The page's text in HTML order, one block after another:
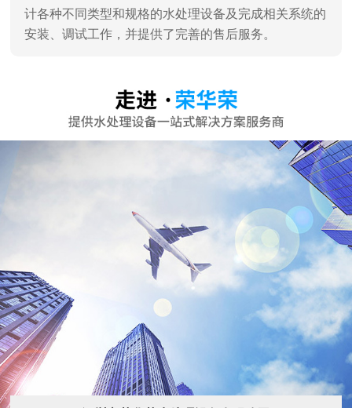
深圳市荣华荣水处理设备有限公司
深圳市荣华荣水处理设备有限公司是一家专业销售、服
务及水处理工程设计、施工于一体的专业水处理设备公
司，深圳高新技术认证企业。 通过对水工业多年的潜心
研究和发展，汇聚了一批水处理技术专家，企业员工90%
为大学学历。 企业主营：家用纯水机、商用纯水机、直
饮机、超滤机、净水器、工业（RO）反渗透纯水机、...